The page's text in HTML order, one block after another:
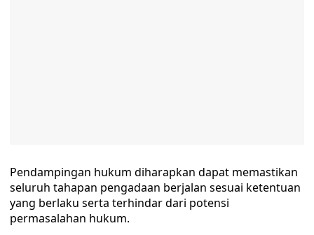
Pendampingan hukum diharapkan dapat memastikan
seluruh tahapan pengadaan berjalan sesuai ketentuan
yang berlaku serta terhindar dari potensi
permasalahan hukum.